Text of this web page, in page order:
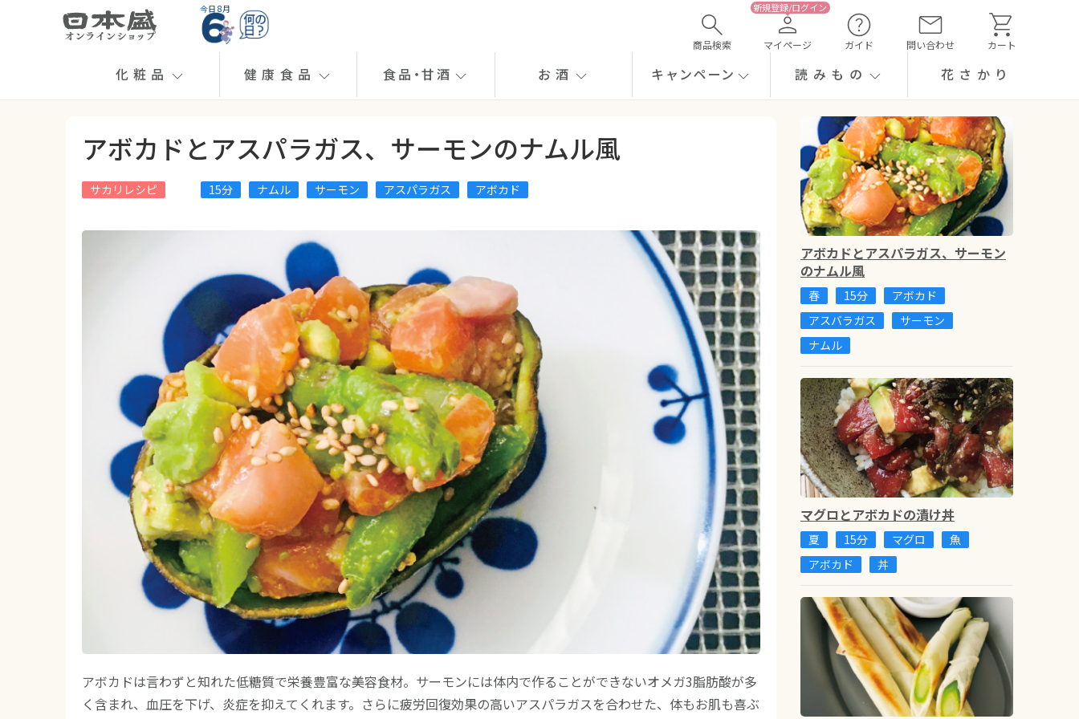
今日 8月
商品検索 マイページ ガイド 問い合わせ カート
化粧品 健康食品 食品・甘酒 お酒 キャンペーン 読みもの 花さかり
アボカドとアスパラガス、サーモンのナムル風
サカリレシピ 15分 ナムル サーモン アスパラガス アボカド
アボカドは言わずと知れた低糖質で栄養豊富な美容食材。サーモンには体内で作ることができないオメガ3脂肪酸が多
く含まれ、血圧を下げ、炎症を抑えてくれます。さらに疲労回復効果の高いアスパラガスを合わせた、体もお肌も喜ぶ
アボカドとアスパラガス、サーモン
のナムル風
春 15分
アボカド
アスバラガス
サーモン
ナムル
マグロとアボカドの漬け丼
夏 15分 マグロ
魚
アボカド
丼